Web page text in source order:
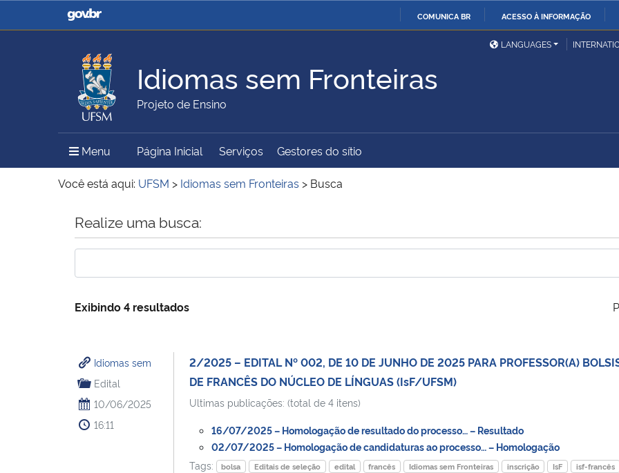
COMUNICA BR ACESSO À INFORMAÇÃO
Casa Civil
Ministério da Justiça e
Ministério da Defesa
Ministério das Relações
Exteriores
Ministério da Agricultura,
Pecuária e Abastecimento
Ministério da Educação Ministério da Cidadania
Ministério do Meio Ambiente Ministério do Turismo
Ministério do
LANGUAGES
Idiomas sem Fronteiras
Projeto de Ensino
Menu Menu Principal do Sítio
Página Inicial Serviços Gestores do sítio
Você está aqui: UFSM > Idiomas sem Fronteiras > Busca
Início do conteúdo
Realize uma busca:
Exibindo 4 resultados
Idiomas sem
Edital
10/06/2025
16:11
2/2025 – EDITAL Nº 002, DE 10 DE JUNHO DE 2025 PARA PROFESSOR(A)
DE FRANCÊS DO NÚCLEO DE LÍNGUAS (IsF/UFSM)
Ultimas publicações: (total de 4 itens)
16/07/2025 – Homologação de resultado do processo… – Resultado
02/07/2025 – Homologação de candidaturas ao processo… – Homologação
Tags:
bolsa Editais de seleção edital francês Idiomas sem Fronteiras inscrição IsF
isf-francês